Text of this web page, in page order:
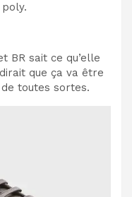
BR sait ce qu’elle
que ça va être
toutes sortes.